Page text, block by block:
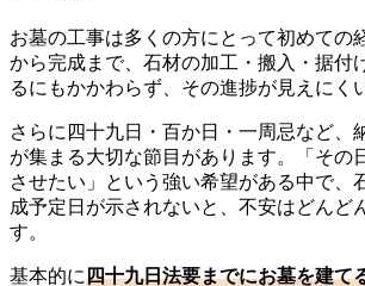
お墓の工事は多くの方にとって初めての
から完成まで、石材の加工・搬入・据付
るにもかかわらず、その進捗が見えにく
さらに四十九日・百か日・一周忌など、
が集まる大切な節目があります。「その
させたい」という強い希望がある中で、
成予定日が示されないと、不安はどんど
す。
基本的に四十九日法要までにお墓を建て